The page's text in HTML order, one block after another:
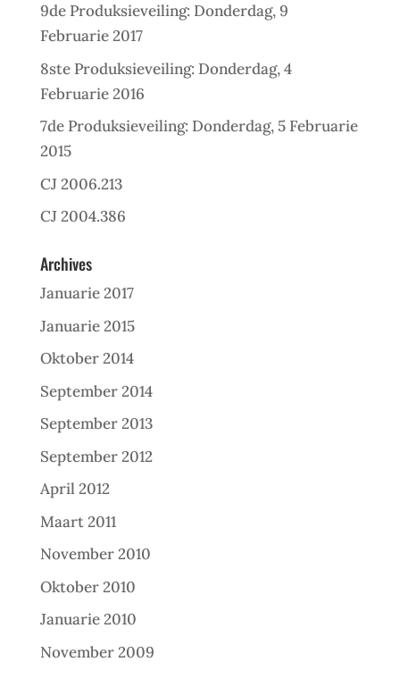
9de Produksieveiling: Donderdag, 9
Februarie 2017
8ste Produksieveiling: Donderdag, 4
Februarie 2016
7de Produksieveiling: Donderdag, 5 Februarie
2015
CJ 2006.213
CJ 2004.386
Archives
Januarie 2017
Januarie 2015
Oktober 2014
September 2014
September 2013
September 2012
April 2012
Maart 2011
November 2010
Oktober 2010
Januarie 2010
November 2009